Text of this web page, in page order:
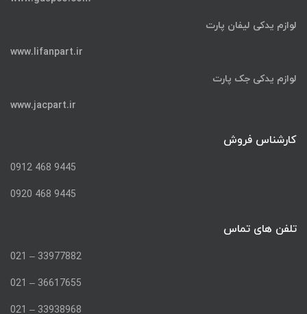
لوازم یدکی لیفان پارت
www.lifanpart.ir
لوازم یدکی جک پارت
www.jacpart.ir
کارشناس فروش
9445 468 0912
9445 468 0920
تلفن های تماس
33977882 – 021
36617655 – 021
33938968 – 021